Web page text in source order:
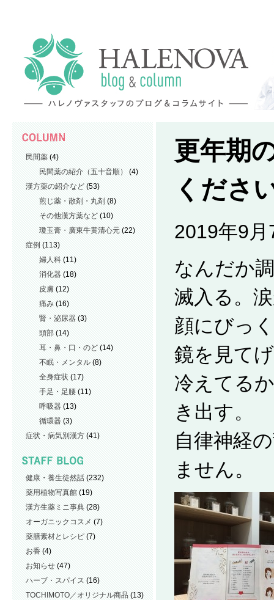
民間薬 (4)
民間薬の紹介（五十音順）
(4)
漢方薬の紹介など (53)
煎じ薬・散剤・丸剤 (8)
その他漢方薬など (10)
瓊玉膏・廣東牛黄清心元 (22)
症例 (113)
婦人科 (11)
消化器 (18)
皮膚 (12)
痛み (16)
腎・泌尿器 (3)
頭部 (14)
耳・鼻・口・のど (14)
不眠・メンタル (8)
全身症状 (17)
手足・足腰 (11)
呼吸器 (13)
循環器 (3)
症状・病気別漢方 (41)
健康・養生徒然話 (232)
薬用植物写真館 (19)
漢方生薬ミニ事典 (28)
オーガニックコスメ (7)
薬膳素材とレシピ (7)
お香 (4)
お知らせ (47)
ハーブ・スパイス (16)
TOCHIMOTO／オリジナル商品 (13)
更年期
くださ
2019年9
なんだか
滅入る。
顔にびっ
鏡を見て
冷えてる
き出す。
自律神経
ません。